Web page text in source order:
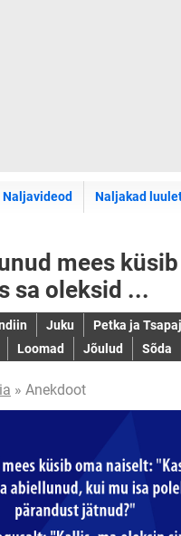
Naljavideod Naljakad
mees
sa oleksid ...
Juku
Petka ja
Loomad Jõulud Sõda
» Anekdoot